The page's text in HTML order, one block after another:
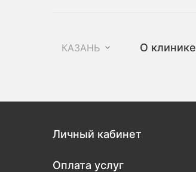
КАЗАНЬ О клинике
Личный кабинет
Оплата услуг